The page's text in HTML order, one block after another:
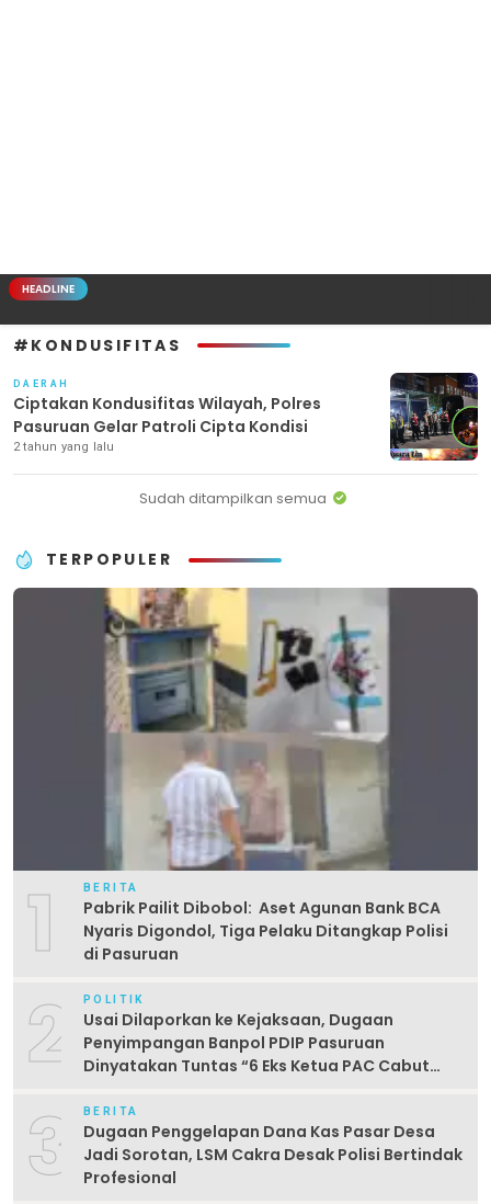
HEADLINE
#KONDUSIFITAS
DAERAH
Ciptakan Kondusifitas Wilayah, Polres
Pasuruan Gelar Patroli Cipta Kondisi
2 tahun yang lalu
Sudah ditampilkan semua
TERPOPULER
1 BERITA
Pabrik Pailit Dibobol: Aset Agunan Bank BCA
Nyaris Digondol, Tiga Pelaku Ditangkap Polisi
di Pasuruan
2 POLITIK
Usai Dilaporkan ke Kejaksaan, Dugaan
Penyimpangan Banpol PDIP Pasuruan
Dinyatakan Tuntas “6 Eks Ketua PAC Cabut
3 BERITA
Dugaan Penggelapan Dana Kas Pasar Desa
Jadi Sorotan, LSM Cakra Desak Polisi Bertindak
Profesional